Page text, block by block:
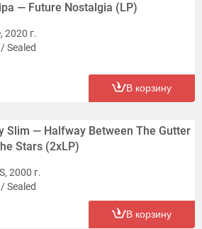
— Future Nostalgia (LP)
2020 г.
Sealed
В корзину
Slim — Halfway Between The Gutter
Stars (2xLP)
2000 г.
Sealed
В корзину